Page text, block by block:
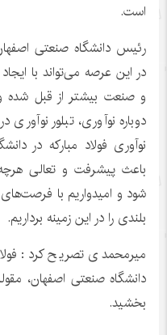
است.
رئیس دانشگاه صنعتی
در این عرصه می‌تواند با
و صنعت بیشتر از قبل شده
دوباره نوآوری، تبلور
نوآوری فولاد مبارکه در
باعث پیشرفت و تعالی
شود و امیدواریم با
بلندی را در این زمینه برداریم.
میرمحمدی تصریح کرد:
دانشگاه صنعتی اصفهان،
بخشید.